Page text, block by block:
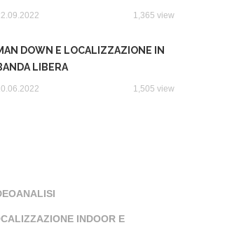
1,365 view
DOWN E LOCALIZZAZIONE IN
LIBERA
1,505 view
INDOOR E